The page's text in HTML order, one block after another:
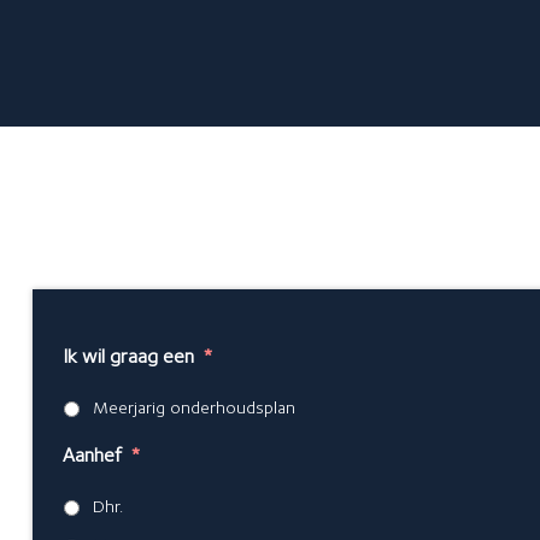
De 7 fraaie voordelen
Ik wil graag een *
Meerjarig onderhoudsplan
Aanhef *
Dhr.